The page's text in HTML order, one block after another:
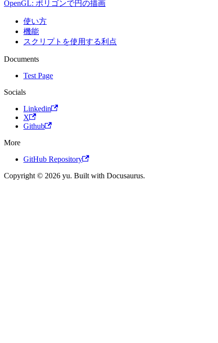
OpenGL: ポリゴンで円の描画
使い方
機能
スクリプトを使用する利点
Documents
Test Page
Socials
Linkedin
X
Github
More
GitHub Repository
Copyright © 2026 yu. Built with Docusaurus.